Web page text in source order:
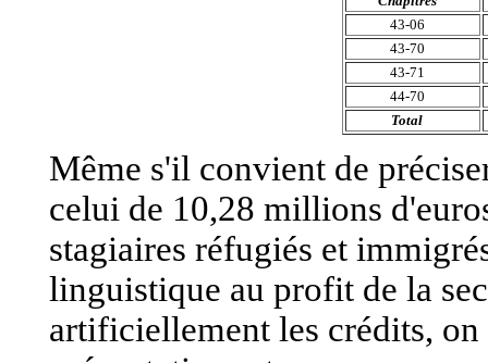
43-06
43-70
43-71
44-70
Total
Même s'il convient de
celui de 10,28 millions
stagiaires réfugiés et
linguistique au profit de la
artificiellement les crédits,